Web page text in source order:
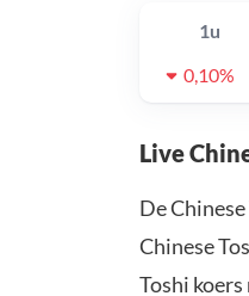
1u
0,10%
Live
De
Chinese
Toshi koers